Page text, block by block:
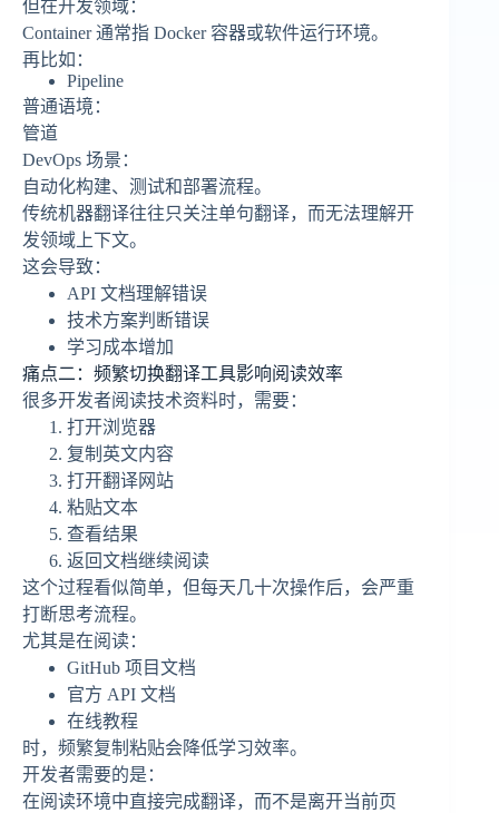
但在开发领域：
Container 通常指 Docker 容器或软件运行环境。
再比如：
Pipeline
普通语境：
管道
DevOps 场景：
自动化构建、测试和部署流程。
传统机器翻译往往只关注单句翻译，而无法理解开
发领域上下文。
这会导致：
API 文档理解错误
技术方案判断错误
学习成本增加
痛点二：频繁切换翻译工具影响阅读效率
很多开发者阅读技术资料时，需要：
打开浏览器
复制英文内容
打开翻译网站
粘贴文本
查看结果
返回文档继续阅读
这个过程看似简单，但每天几十次操作后，会严重
打断思考流程。
尤其是在阅读：
GitHub 项目文档
官方 API 文档
在线教程
时，频繁复制粘贴会降低学习效率。
开发者需要的是：
在阅读环境中直接完成翻译，而不是离开当前页